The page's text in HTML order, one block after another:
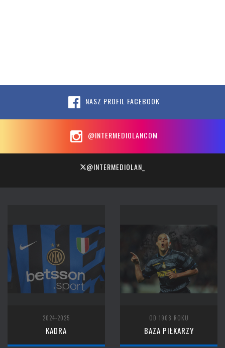
NASZ PROFIL FACEBOOK
@INTERMEDIOLANCOM
@INTERMEDIOLAN_
2024-2025
KADRA
OD 1908 ROKU
BAZA PIŁKARZY